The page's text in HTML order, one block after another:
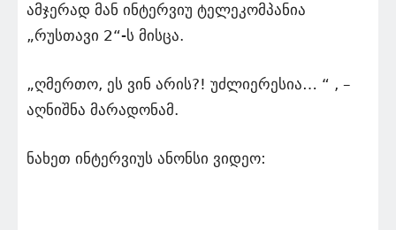
ამჯერად მან ინტერვიუ ტელეკომპანია
„რუსთავი 2“-ს მისცა.
„ღმერთო, ეს ვინ არის?! უძლიერესია… “ , –
აღნიშნა მარადონამ.
ნახეთ ინტერვიუს ანონსი ვიდეო: